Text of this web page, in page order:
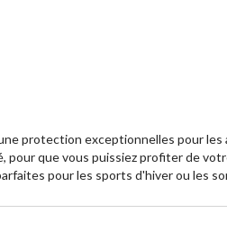
protection exceptionnelles pour
que vous puissiez profiter de
pour les sports d'hiver ou les